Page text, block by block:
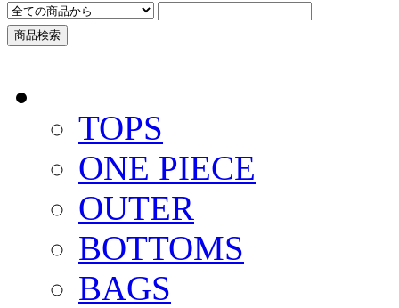
TOPS
ONE PIECE
OUTER
BOTTOMS
BAGS